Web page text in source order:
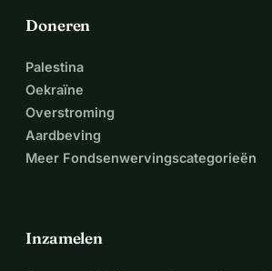
Doneren
Palestina
Oekraïne
Overstroming
Aardbeving
Meer Fondsenwervingscategorieën
Inzamelen